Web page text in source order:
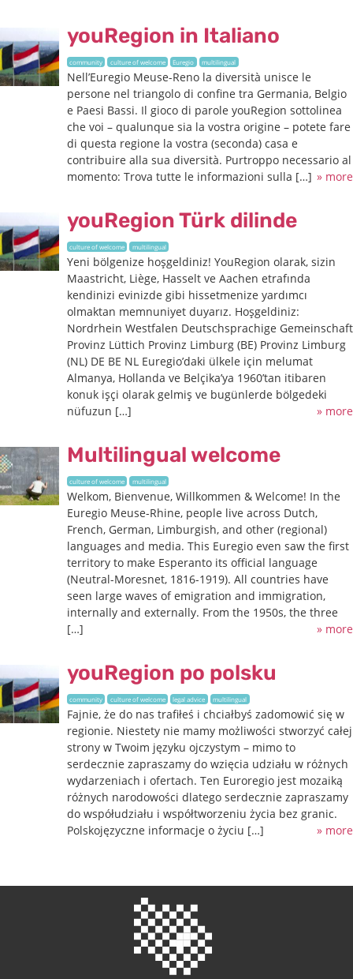
youRegion in Italiano
community culture of welcome Euregio multilingual
Nell’Euregio Meuse-Reno la diversità unisce le
persone nel triangolo di confine tra Germania, Belgio
e Paesi Bassi. Il gioco di parole youRegion sottolinea
che voi – qualunque sia la vostra origine – potete fare
di questa regione la vostra (seconda) casa e
contribuire alla sua diversità. Purtroppo necessario al
momento: Trova tutte le informazioni sulla […] » more
youRegion Türk dilinde
culture of welcome multilingual
Yeni bölgenize hoşgeldiniz! YouRegion olarak, sizin
Maastricht, Liège, Hasselt ve Aachen etrafında
kendinizi evinizde gibi hissetmenize yardımcı
olmaktan memnuniyet duyarız. Hoşgeldiniz:
Nordrhein Westfalen Deutschsprachige Gemeinschaft
Provinz Lüttich Provinz Limburg (BE) Provinz Limburg
(NL) DE BE NL Euregio’daki ülkele için melumat
Almanya, Hollanda ve Belçika’ya 1960’tan itibaren
konuk işçi olarak gelmiş ve bugünlerde bölgedeki
nüfuzun […]
» more
Multilingual welcome
culture of welcome multilingual
Welkom, Bienvenue, Willkommen & Welcome! In the
Euregio Meuse-Rhine, people live across Dutch,
French, German, Limburgish, and other (regional)
languages and media. This Euregio even saw the first
territory to make Esperanto its official language
(Neutral-Moresnet, 1816-1919). All countries have
seen large waves of emigration and immigration,
internally and externally. From the 1950s, the three
[…]
» more
youRegion po polsku
community culture of welcome legal advice multilingual
Fajnie, że do nas trafiłeś i chciałbyś zadomowić się w
regionie. Niestety nie mamy możliwości stworzyć całej
strony w Twoim języku ojczystym – mimo to
serdecznie zapraszamy do wzięcia udziału w różnych
wydarzeniach i ofertach. Ten Euroregio jest mozaiką
różnych narodowości dlatego serdecznie zapraszamy
do współudziału i współtworzeniu życia bez granic.
Polskojęzyczne informacje o życiu […]
» more